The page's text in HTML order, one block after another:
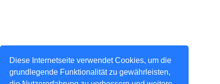
Diese Internetseite verwendet Cookies, um die
grundlegende Funktionalität zu gewährleisten,